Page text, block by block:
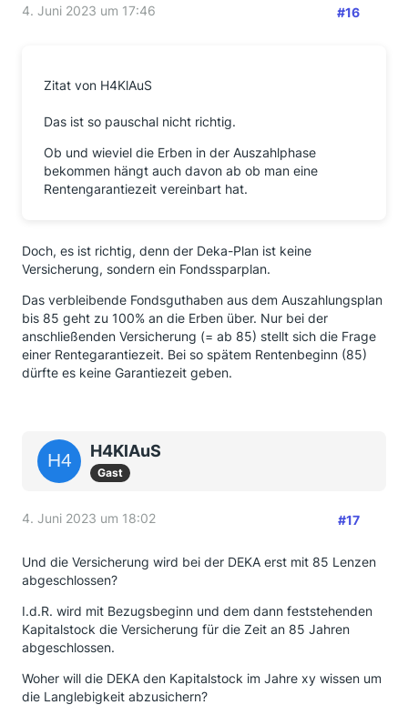
4. Juni 2023 um 17:46 #16
Zitat von H4KlAuS
Das ist so pauschal nicht richtig.
Ob und wieviel die Erben in der Auszahlphase
bekommen hängt auch davon ab ob man eine
Rentengarantiezeit vereinbart hat.
Doch, es ist richtig, denn der Deka-Plan ist keine
Versicherung, sondern ein Fondssparplan.
Das verbleibende Fondsguthaben aus dem Auszahlungsplan
bis 85 geht zu 100% an die Erben über. Nur bei der
anschließenden Versicherung (= ab 85) stellt sich die Frage
einer Rentegarantiezeit. Bei so spätem Rentenbeginn (85)
dürfte es keine Garantiezeit geben.
H4KlAuS
Gast
4. Juni 2023 um 18:02 #17
Und die Versicherung wird bei der DEKA erst mit 85 Lenzen
abgeschlossen?
I.d.R. wird mit Bezugsbeginn und dem dann feststehenden
Kapitalstock die Versicherung für die Zeit an 85 Jahren
abgeschlossen.
Woher will die DEKA den Kapitalstock im Jahre xy wissen um
die Langlebigkeit abzusichern?